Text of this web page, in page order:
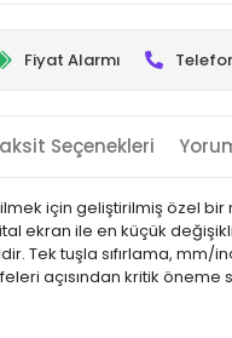
Fiyat Alarmı
Seçenekleri
için geliştirilmiş özel
ekran ile en küçük
Tek tuşla sıfırlama, mm/
açısından kritik öneme